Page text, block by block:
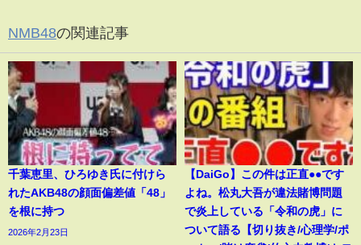
NMB48の関連記事
千葉恵里、ひろゆき氏に付けら
れたAKB48の顔面偏差値「48」
を根に持つ
2026年2月23日
【DaiGo】この件は正直●●です
よね。松丸大吾が違法賭博問題
で炎上している「令和の虎」に
ついて語る【切り抜き/心理学/ポ